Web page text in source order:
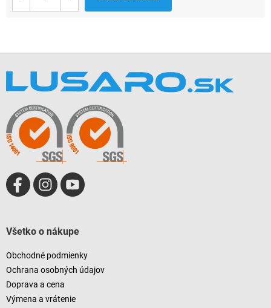
Všetko o nákupe
Obchodné podmienky
Ochrana osobných údajov
Doprava a cena
Výmena a vrátenie